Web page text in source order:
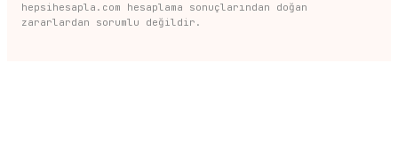
hepsihesapla.com hesaplama sonuçlarından doğan
zararlardan sorumlu değildir.